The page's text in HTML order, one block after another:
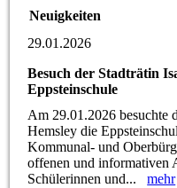
Neuigkeiten
29.01.2026
Besuch der Stadträtin
Eppsteinschule
Am 29.01.2026 besuchte
Hemsley die
Kommunal- und
offenen und informativen
Schülerinnen und...mehr